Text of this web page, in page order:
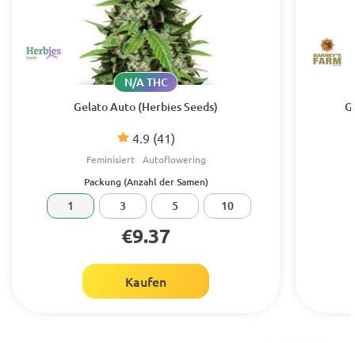
Gelato Auto (Herbies Seeds)
4.9 (41)
N/A THC
Feminisiert Autoflowering
Packung (Anzahl der Samen)
1 3 5 10
€9.37
Kaufen